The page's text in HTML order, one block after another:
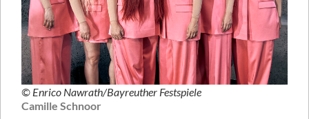
© Enrico Nawrath/Bayreuther Festspiele
Camille Schnoor